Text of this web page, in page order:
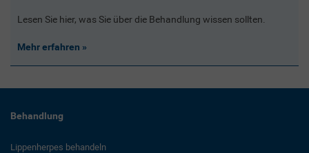
Lesen Sie hier, was Sie über die Behandlung wissen sollten.
Mehr erfahren
Behandlung
Lippenherpes behandeln